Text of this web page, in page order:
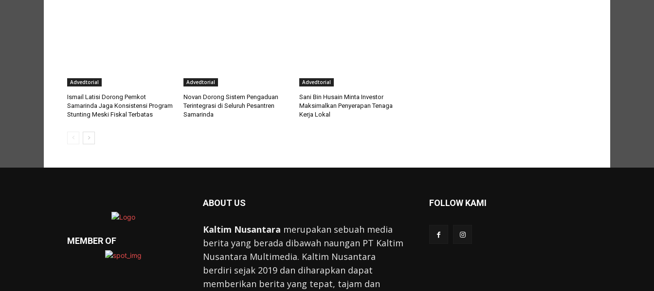
Advedtorial
Ismail Latisi Dorong Pemkot
Samarinda Jaga Konsistensi Program
Stunting Meski Fiskal Terbatas
Advedtorial
Novan Dorong Sistem Pengaduan
Terintegrasi di Seluruh Pesantren
Samarinda
Advedtorial
Sani Bin Husain Minta Investor
Maksimalkan Penyerapan Tenaga
Kerja Lokal
MEMBER OF
ABOUT US
Kaltim Nusantara merupakan sebuah media
berita yang berada dibawah naungan PT Kaltim
Nusantara Multimedia. Kaltim Nusantara
berdiri sejak 2019 dan diharapkan dapat
memberikan berita yang tepat, tajam dan
FOLLOW KAMI